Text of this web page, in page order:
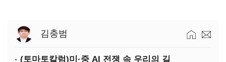
김충범
(토마토칼럼)미·중 AI 전쟁 속 우리의 길